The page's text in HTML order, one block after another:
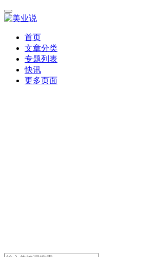
首页
文章分类
专题列表
快讯
更多页面